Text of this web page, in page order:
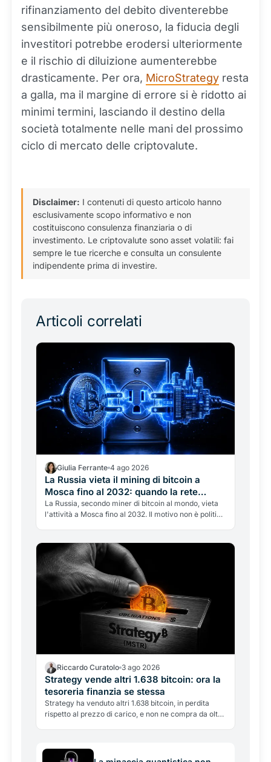
rifinanziamento del debito diventerebbe
sensibilmente più oneroso, la fiducia degli
investitori potrebbe erodersi ulteriormente
e il rischio di diluizione aumenterebbe
drasticamente. Per ora, MicroStrategy resta
a galla, ma il margine di errore si è ridotto ai
minimi termini, lasciando il destino della
società totalmente nelle mani del prossimo
ciclo di mercato delle criptovalute.
Disclaimer: I contenuti di questo articolo hanno
esclusivamente scopo informativo e non
costituiscono consulenza finanziaria o di
investimento. Le criptovalute sono asset volatili: fai
sempre le tue ricerche e consulta un consulente
indipendente prima di investire.
Articoli correlati
Giulia Ferrante 4 ago 2026
La Russia vieta il mining di bitcoin a
Mosca fino al 2032: quando la rete
elettrica batte le crypto
La Russia, secondo miner di bitcoin al mondo, vieta
l'attività a Mosca fino al 2032. Il motivo non è politico
crypto ed energia.
Riccardo Curatolo 3 ago 2026
Strategy vende altri 1.638 bitcoin: ora la
tesoreria finanzia se stessa
Strategy ha venduto altri 1.638 bitcoin, in perdita
rispetto al prezzo di carico, e non ne compra da oltre
bitcoin finanzia se stessa.